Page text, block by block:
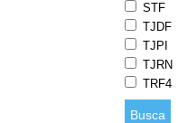
STF
TJDF
TJPI
TJRN
TRF4
Busca